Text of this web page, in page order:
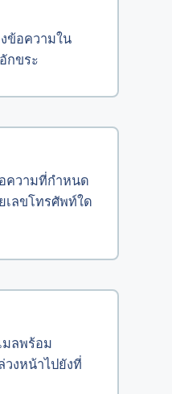
ข้อความใน
กขระ
ความที่กำหนด
เลขโทรศัพท์ใด
มลพร้อม
งหน้าไปยังที่